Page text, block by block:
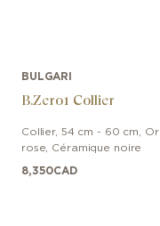
BULGARI
B.Zero1 Collier
Collier, 54 cm - 60 cm
Or
rose
Céramique noire
8,350CAD